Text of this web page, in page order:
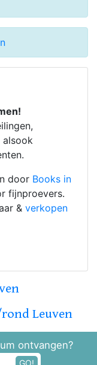
alsook
door Books in
fijnproevers.
& verkopen
Leuven
ontvangen?